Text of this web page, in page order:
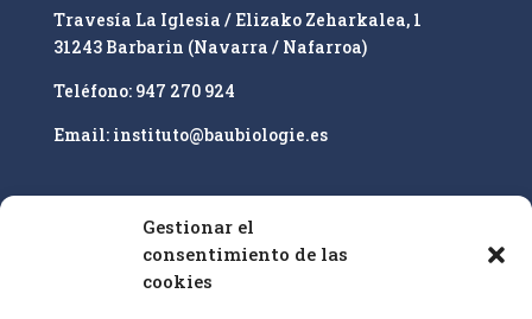
Gestionar el
consentimiento de las
cookies
Travesía La Iglesia / Elizako Zeharkalea, 1
31243 Barbarin (Navarra / Nafarroa)
Teléfono: 947 270 924
Email: instituto@baubiologie.es
Nuestro enfoque es la educación superior y la
cualificación profesional de especialistas en